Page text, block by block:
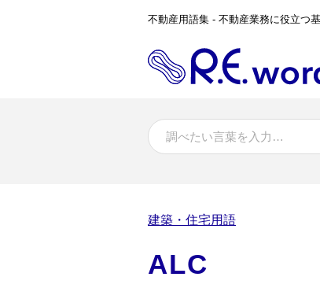
不動産用語集 - 不動産業務に役立つ
建築・住宅用語
ALC